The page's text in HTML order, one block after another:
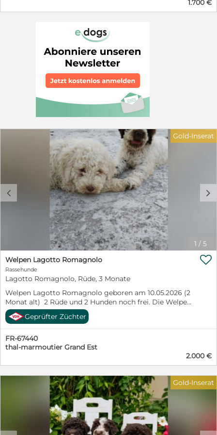
gültig. Nach Deutschland dürfen Welpen aus dem
MÖGLICHKEITEN Als Familienhund: 1.700 Euro An die
Trüffelsuche herangeführt: 2.200 Euro Fertig auf die
Trüffelsuche ausgebildet: 2.500 Euro Genau in der
Wartezeit bis zur Ausreise führen wir sie an die
Trüffelsuche heran. Das kostet Sie also keinen Tag
zusätzlich. Wir züchten und bilden seit über 25 Jahren
Lagotto Romagnolo aus. IM PREIS ENTHALTEN ENCI-
Ahnentafel, Mikrochip mit Registrierung beim
Gesundheitsamt, internationaler Heimtierausweis,
Impfpass mit allen fälligen Impfungen einschließlich
DER ELTERNTIERE Genetisch auf die rassetypischen
Erbkrankheiten getestet, Hüften und Ellenbogen
geröntgt. ABHOLUNG Der Welpe wird bei uns in der
Zucht abgeholt. Sie sehen, wo Ihr Hund aufgewachsen
ist, und lernen seine Mutter kennen. Viele Kunden
machen zwei Tage daraus: anreisen, Florenz ansehen,
übernachten, am nächsten Vormittag Gina abholen und
nach acht bis neun Stunden Fahrt zu Hause sein.
KONTAKT Auf Deutsch und Englisch antwortet Ihnen
Lapo: +39 346 300 7195, auch über WhatsApp. Eine
Sprachnachricht genügt. Mehr Informationen auf
Deutsch: www.tartufiecani.it/lagotto-romagnolo-
1.700 €
1 / 5
c d
Gold-Inserat
Welpen Lagotto Romagnolo
Rassehunde
Lagotto Romagnolo, Rüde, 3 Monate
Welpen Lagotto Romagnolo geboren am 10.05.2026 (2
Monat alt) 2 Rüde und 2 Hunden noch frei. Die Welpen
sind entwurmt, gechipt und geimpft mit EU-Pass und
Zubehör. Die Elterntiere sind frei von genetischen
Erbkrankheiten, die Befunde werden ebenfalls mit
gegeben. Gerne sende ich aktuelle Fotos in Whatsapp .
Wir schiechen deutsch, französisch englisch. Preis

Geprüfter Züchter
FR-67440
thal-marmoutier Grand Est
2.000 €
Gold-Inserat